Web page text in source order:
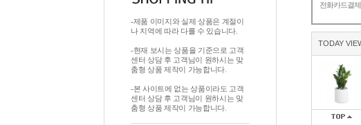
전화카드결제
TODAY
-제품 이미지와 실제 상품은 계절이
나 지역에 따라 다를 수 있습니다.
-현재 보시는 상품을 기준으로 고객
센터 상담 후 고객님이 원하시는 맞
춤형 상품 제작이 가능합니다.
-본 사이트에 없는 상품이라도 고객
센터 상담 후 고객님이 원하시는 맞
춤형 상품 제작이 가능합니다.